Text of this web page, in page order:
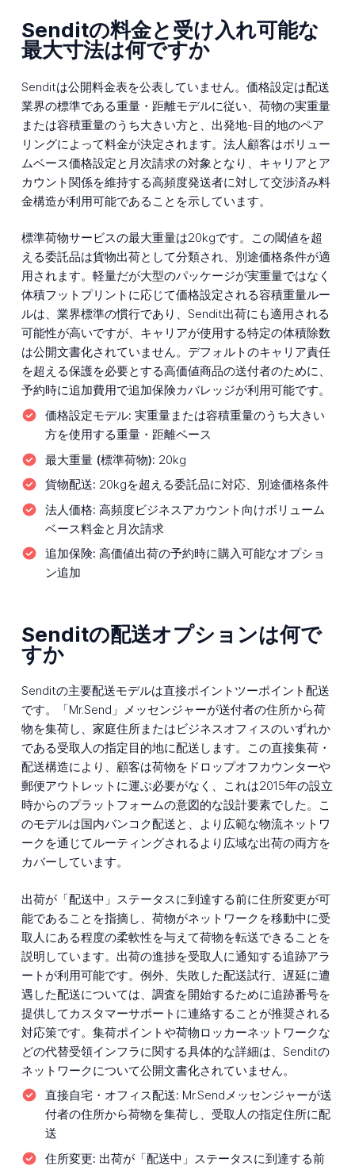
Senditの料金と受け入れ可能な
最大寸法は何ですか
Senditは公開料金表を公表していません。価格設定は配送
業界の標準である重量・距離モデルに従い、荷物の実重量
または容積重量のうち大きい方と、出発地-目的地のペア
リングによって料金が決定されます。法人顧客はボリュー
ムベース価格設定と月次請求の対象となり、キャリアとア
カウント関係を維持する高頻度発送者に対して交渉済み料
金構造が利用可能であることを示しています。
標準荷物サービスの最大重量は20kgです。この閾値を超
える委託品は貨物出荷として分類され、別途価格条件が適
用されます。軽量だが大型のパッケージが実重量ではなく
体積フットプリントに応じて価格設定される容積重量ルー
ルは、業界標準の慣行であり、Sendit出荷にも適用される
可能性が高いですが、キャリアが使用する特定の体積除数
は公開文書化されていません。デフォルトのキャリア責任
を超える保護を必要とする高価値商品の送付者のために、
予約時に追加費用で追加保険カバレッジが利用可能です。
価格設定モデル: 実重量または容積重量のうち大きい
方を使用する重量・距離ベース
最大重量 (標準荷物): 20kg
貨物配送: 20kgを超える委託品に対応、別途価格条件
法人価格: 高頻度ビジネスアカウント向けボリューム
ベース料金と月次請求
追加保険: 高価値出荷の予約時に購入可能なオプショ
ン追加
Senditの配送オプションは何で
すか
Senditの主要配送モデルは直接ポイントツーポイント配送
です。「Mr.Send」メッセンジャーが送付者の住所から荷
物を集荷し、家庭住所またはビジネスオフィスのいずれか
である受取人の指定目的地に配送します。この直接集荷・
配送構造により、顧客は荷物をドロップオフカウンターや
郵便アウトレットに運ぶ必要がなく、これは2015年の設立
時からのプラットフォームの意図的な設計要素でした。こ
のモデルは国内バンコク配送と、より広範な物流ネットワ
ークを通じてルーティングされるより広域な出荷の両方を
カバーしています。
出荷が「配送中」ステータスに到達する前に住所変更が可
能であることを指摘し、荷物がネットワークを移動中に受
取人にある程度の柔軟性を与えて荷物を転送できることを
説明しています。出荷の進捗を受取人に通知する追跡アラ
ートが利用可能です。例外、失敗した配送試行、遅延に遭
遇した配送については、調査を開始するために追跡番号を
提供してカスタマーサポートに連絡することが推奨される
対応策です。集荷ポイントや荷物ロッカーネットワークな
どの代替受領インフラに関する具体的な詳細は、Senditの
ネットワークについて公開文書化されていません。
直接自宅・オフィス配送: Mr.Sendメッセンジャーが送
付者の住所から荷物を集荷し、受取人の指定住所に配
送
住所変更: 出荷が「配送中」ステータスに到達する前